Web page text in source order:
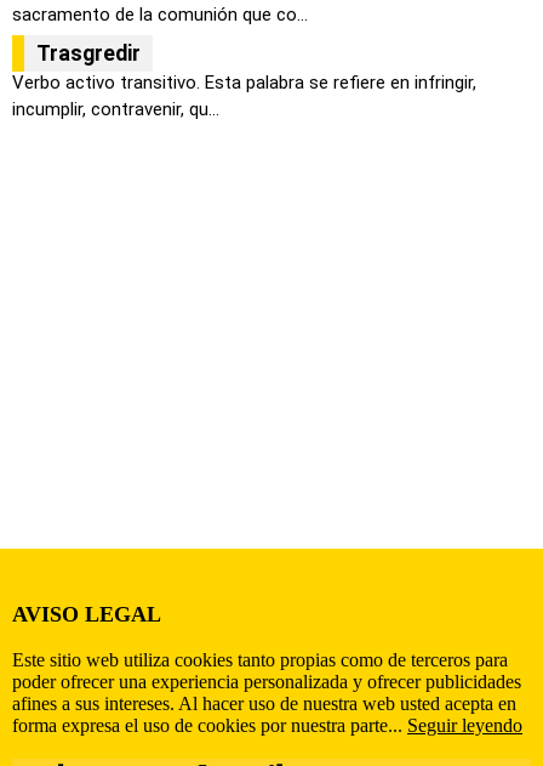
sacramento de la comunión que co...
Trasgredir
Verbo activo transitivo. Esta palabra se refiere en infringir,
incumplir, contravenir, qu...
AVISO LEGAL
Este sitio web utiliza cookies tanto propias como de terceros para
poder ofrecer una experiencia personalizada y ofrecer publicidades
afines a sus intereses. Al hacer uso de nuestra web usted acepta en
forma expresa el uso de cookies por nuestra parte... Seguir leyendo